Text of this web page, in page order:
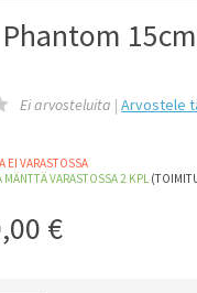
Ei arvosteluita |Arvostele
EI VARASTOSSA
MÄNTTÄVARASTOSSA 2 KPL
€